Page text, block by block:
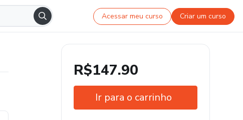
Acessar meu curso Criar um curso
R$147.90
Ir para o carrinho